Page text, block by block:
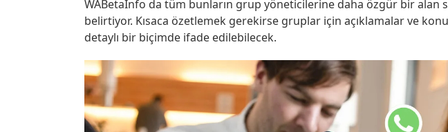
WABetaInfo da tüm bunların grup yöneticilerine daha özgür bir alan
belirtiyor. Kısaca özetlemek gerekirse gruplar için açıklamalar ve
detaylı bir biçimde ifade edilebilecek.